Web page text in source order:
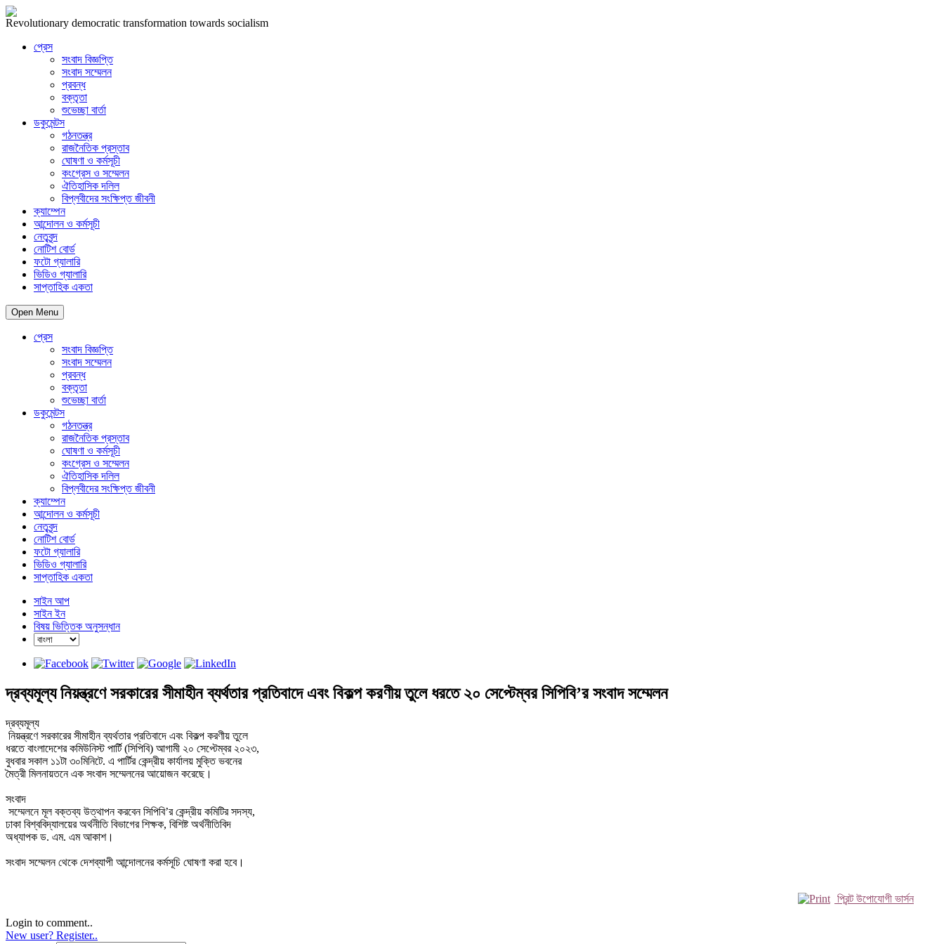
Revolutionary democratic transformation towards socialism
প্রেস
সংবাদ বিজ্ঞপ্তি
সংবাদ সম্মেলন
প্রবন্ধ
বক্তৃতা
শুভেচ্ছা বার্তা
ডকুমেন্টস
গঠনতন্ত্র
রাজনৈতিক প্রস্তাব
ঘোষণা ও কর্মসূচী
কংগ্রেস ও সম্মেলন
ঐতিহাসিক দলিল
বিপ্লবীদের সংক্ষিপ্ত জীবনী
ক্যাম্পেন
আন্দোলন ও কর্মসূচী
নেতৃবৃন্দ
নোটিশ বোর্ড
ফটো গ্যালারি
ভিডিও গ্যালারি
সাপ্তাহিক একতা
Open Menu
প্রেস
সংবাদ বিজ্ঞপ্তি
সংবাদ সম্মেলন
প্রবন্ধ
বক্তৃতা
শুভেচ্ছা বার্তা
ডকুমেন্টস
গঠনতন্ত্র
রাজনৈতিক প্রস্তাব
ঘোষণা ও কর্মসূচী
কংগ্রেস ও সম্মেলন
ঐতিহাসিক দলিল
বিপ্লবীদের সংক্ষিপ্ত জীবনী
ক্যাম্পেন
আন্দোলন ও কর্মসূচী
নেতৃবৃন্দ
নোটিশ বোর্ড
ফটো গ্যালারি
ভিডিও গ্যালারি
সাপ্তাহিক একতা
সাইন আপ
সাইন ইন
বিষয় ভিত্তিক অনুসন্ধান
দ্রব্যমূল্য নিয়ন্ত্রণে সরকারের সীমাহীন ব্যর্থতার প্রতিবাদে এবং বিকল্প করণীয় তুলে ধরতে ২০ সেপ্টেম্বর সিপিবি’র সংবাদ সম্মেলন
দ্রব্যমূল্য
ধরতে বাংলাদেশের কমিউনিস্ট পার্টি (সিপিবি) আগামী ২০ সেপ্টেম্বর ২০২৩,
বুধবার সকাল ১১টা ৩০মিনিটে. এ পার্টির কেন্দ্রীয় কার্যালয় মুক্তি ভবনের
মৈত্রী মিলনায়তনে এক সংবাদ সম্মেলনের আয়োজন করেছে।
সংবাদ
ঢাকা বিশ্ববিদ্যালয়ের অর্থনীতি বিভাগের শিক্ষক, বিশিষ্ট অর্থনীতিবিদ
অধ্যাপক ড. এম. এম আকাশ।
সংবাদ সম্মেলন থেকে দেশব্যাপী আন্দোলনের কর্মসূচি ঘোষণা করা হবে।
প্রিন্ট উপোযোগী ভার্সন
Login to comment..
New user? Register..